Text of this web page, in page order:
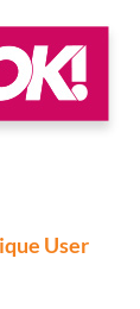
User